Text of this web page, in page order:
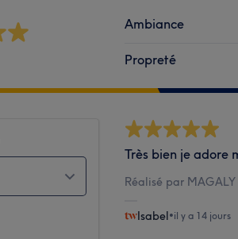
Ambiance
Propreté
Très bien je adore
Réalisé par MAGALY
Isabel•il y a 14 jours